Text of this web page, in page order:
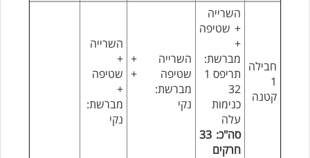
חבילה
1
קטנה
השרייה
+ שטיפה
+
מברשת:
תריפס 1
32
כנימות
עלה
סה"כ: 33
חרקים
השרייה +
שטיפה +
מברשת:
נקי
השרייה
+
שטיפה
+
מברשת:
נקי